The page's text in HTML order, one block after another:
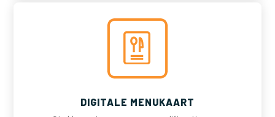
DIGITALE MENUKAART